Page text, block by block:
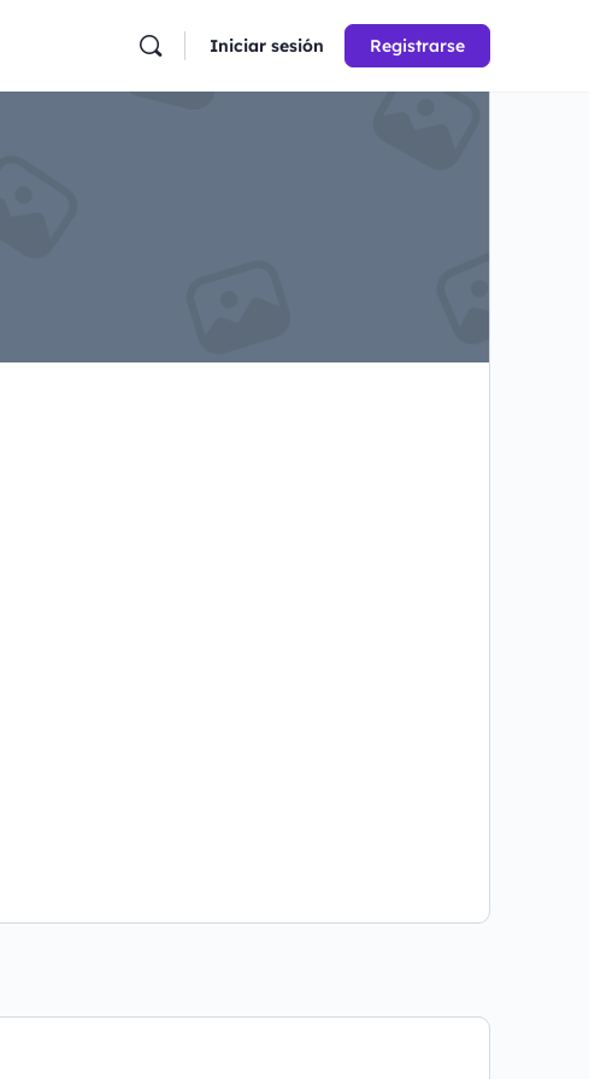
Iniciar sesión Registrarse